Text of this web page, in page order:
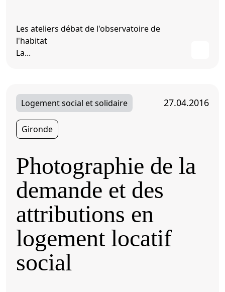
Les ateliers débat de l'observatoire de
l'habitat
La...
Logement social et solidaire 27.04.2016
Gironde
Photographie de la
demande et des
attributions en
logement locatif
social